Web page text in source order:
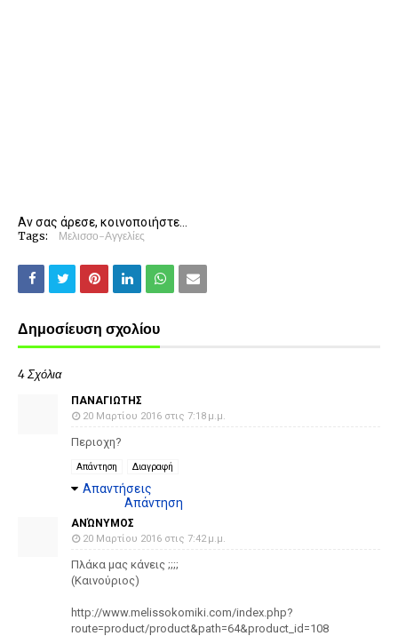
Αν σας άρεσε, κοινοποιήστε...
Tags: Μελισσο-Αγγελίες
Δημοσίευση σχολίου
4 Σχόλια
ΠΑΝΑΓΙΩΤΗΣ
20 Μαρτίου 2016 στις 7:18 μ.μ.
Περιοχη?
Απάντηση Διαγραφή
Απαντήσεις
Απάντηση
ΑΝΏΝΥΜΟΣ
20 Μαρτίου 2016 στις 7:42 μ.μ.
Πλάκα μας κάνεις ;;;;
(Καινούριος)
http://www.melissokomiki.com/index.php?
route=product/product&path=64&product_id=108